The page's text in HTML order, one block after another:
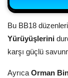
Bu BB18 düzenleri
Yürüyüşlerini
karşı güçlü
Ayrıca Orman